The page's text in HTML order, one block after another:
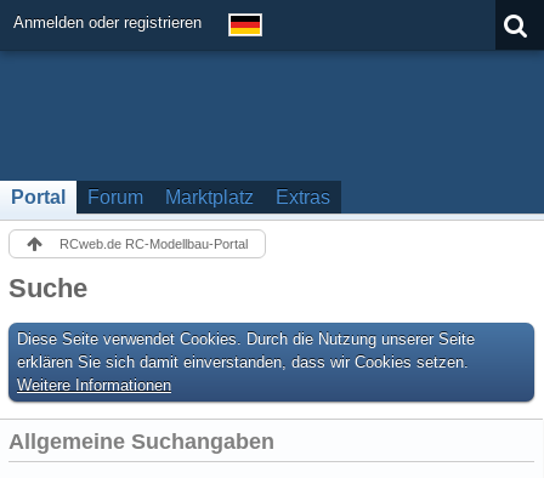
Anmelden oder registrieren
Portal Forum Marktplatz Extras
RCweb.de RC-Modellbau-Portal
Suche
Diese Seite verwendet Cookies. Durch die Nutzung unserer Seite
erklären Sie sich damit einverstanden, dass wir Cookies setzen.
Weitere Informationen
Allgemeine Suchangaben